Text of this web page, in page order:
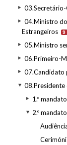
03.Secretário-
04.Ministro
Estrangeiros
9
05.Ministro
06.Primeiro-
07.Candidato
08.Presidente
1.º mandato
2.º mandato